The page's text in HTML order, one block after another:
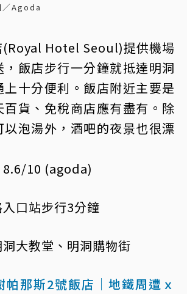
／Agoda
(Royal Hotel Seoul)提供機場
飯店步行一分鐘就抵達明洞
十分便利。飯店附近主要是
百貨、免稅商店應有盡有。除
以泡湯外，酒吧的夜景也很漂
8.6/10 (agoda)
口站步行3分鐘
洞大教堂、明洞購物街
帕那斯2號飯店｜地鐵周遭ｘ